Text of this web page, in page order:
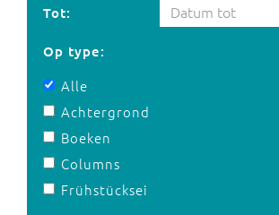
Tot:
Op type:
Alle
Achtergrond
Boeken
Columns
Frühstücksei